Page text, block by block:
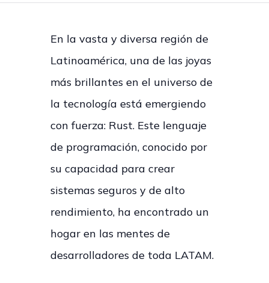
En la vasta y diversa región de
Latinoamérica, una de las joyas
más brillantes en el universo de
la tecnología está emergiendo
con fuerza: Rust. Este lenguaje
de programación, conocido por
su capacidad para crear
sistemas seguros y de alto
rendimiento, ha encontrado un
hogar en las mentes de
desarrolladores de toda LATAM.